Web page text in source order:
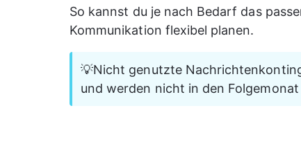
So kannst du je nach Bedarf das
Kommunikation flexibel planen.
💡Nicht genutzte
und werden nicht in den